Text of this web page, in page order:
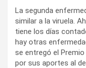
La segunda
similar a la viruela.
tiene los días
hay otras
se entregó el
por sus aportes al